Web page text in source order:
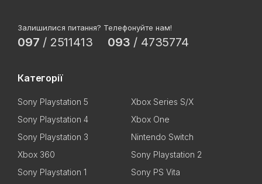
Залишилися питання? Телефонуйте нам!
097 / 2511413 093 / 4735774
Категорії
Sony Playstation 5
Xbox Series S/X
Sony Playstation 4
Xbox One
Sony Playstation 3
Nintendo Switch
Xbox 360
Sony Playstation 2
Sony Playstation 1
Sony PS Vita